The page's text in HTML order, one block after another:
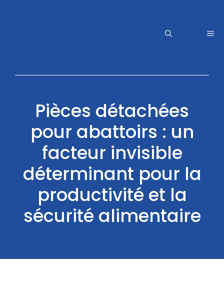
Pièces détachées
pour abattoirs : un
facteur invisible
déterminant pour la
productivité et la
sécurité alimentaire